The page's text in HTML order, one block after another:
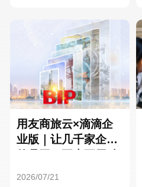
用友商旅云×滴滴企
业版｜让几千家企业
2026/07/21